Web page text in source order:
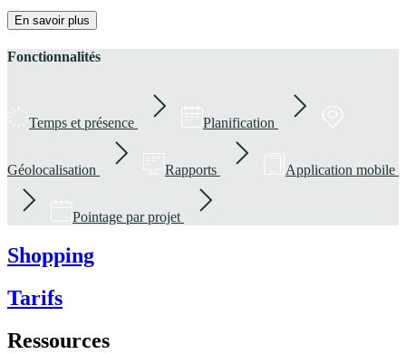
En savoir plus
Fonctionnalités
Temps et présence Planification
Géolocalisation Rapports Application mobile
Pointage par projet
Shopping
Tarifs
Ressources